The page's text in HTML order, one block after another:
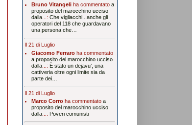
Bruno Vitangeliha commentato a
proposito del marocchino ucciso
dalla...: Che vigliacchi...anche gli
operatori del 118 che guardavano
una persona che…
Il 21 di Luglio
Giacomo Ferraroha commentato
a proposito del marocchino ucciso
dalla...: È stato un dejavu’, una
cattiveria oltre ogni limite sia da
parte dei…
Il 21 di Luglio
Marco Corroha commentato a
proposito del marocchino ucciso
dalla...: Poveri comunisti